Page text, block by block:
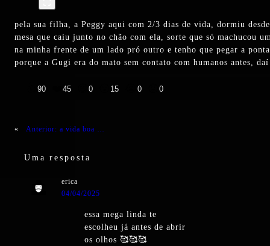
pela sua filha, a Peggy aqui com 2/3 dias de vida, dormiu
mesa que caiu junto no chão com ela, sorte que só machucou
na minha frente de um lado pró outro e tenho que pegar a
porque a Gugi era do mato sem contato com humanos antes,
90 45 0 15 0 0
« Anterior: a vida boa …
Uma resposta
erica
04/04/2025
essa mega linda te
escolheu já antes de abrir
os olhos 🥰🥰🥰